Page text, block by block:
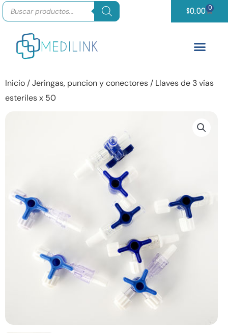
Ir
al
contenido
Búsqueda
productos
$0,00 0
Inicio/Jeringas, puncion y conectores/ Llaves de 3 vías
esteriles x 50